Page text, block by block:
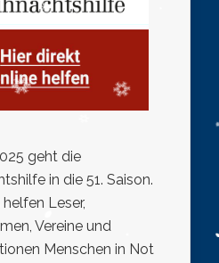
geht die
in die 51. Saison.
Leser,
Vereine und
Menschen in Not